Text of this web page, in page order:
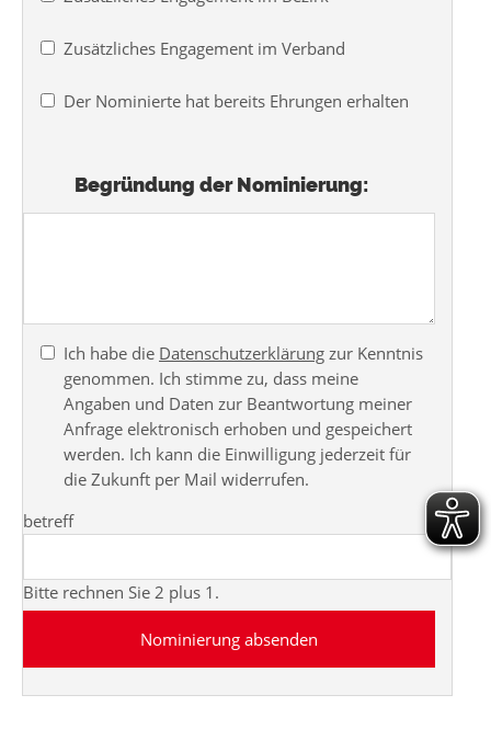
Zusätzliches Engagement im Verband
Der Nominierte hat bereits Ehrungen erhalten
Begründung der Nominierung:
Ich habe die Datenschutzerklärung zur Kenntnis
genommen. Ich stimme zu, dass meine
Angaben und Daten zur Beantwortung meiner
Anfrage elektronisch erhoben und gespeichert
werden. Ich kann die Einwilligung jederzeit für
die Zukunft per Mail widerrufen.
betreff
Bitte rechnen Sie 2 plus 1.
Nominierung absenden